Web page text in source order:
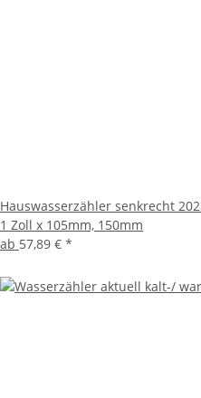
Hauswasserzähler senkrecht
1 Zoll x 105mm, 150mm
ab 57,89 € *